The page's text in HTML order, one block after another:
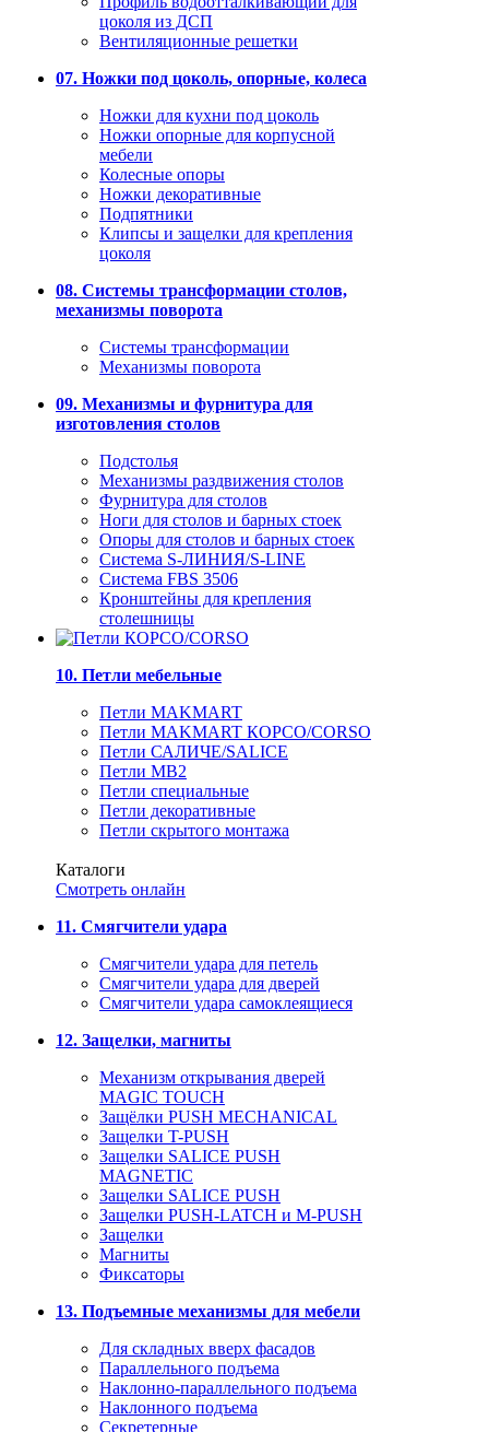
цоколя из ДСП
Вентиляционные решетки
07. Ножки под цоколь, опорные, колеса
Ножки для кухни под цоколь
Ножки опорные для корпусной
мебели
Колесные опоры
Ножки декоративные
Подпятники
Клипсы и защелки для крепления
цоколя
08. Системы трансформации столов,
механизмы поворота
Системы трансформации
Механизмы поворота
09. Механизмы и фурнитура для
изготовления столов
Подстолья
Механизмы раздвижения столов
Фурнитура для столов
Ноги для столов и барных стоек
Опоры для столов и барных стоек
Система S-ЛИНИЯ/S-LINE
Система FBS 3506
Кронштейны для крепления
столешницы
10. Петли мебельные
Петли MAKMART
Петли MAKMART КОРСО/CORSO
Петли САЛИЧЕ/SALICE
Петли MB2
Петли специальные
Петли декоративные
Петли скрытого монтажа
Каталоги
Смотреть онлайн
11. Смягчители удара
Смягчители удара для петель
Смягчители удара для дверей
Cмягчители удара самоклеящиеся
12. Защелки, магниты
Механизм открывания дверей
MAGIC TOUCH
Защёлки PUSH MECHANICAL
Защелки T-PUSH
Защелки SALICE PUSH
MAGNETIC
Защелки SALICE PUSH
Защелки PUSH-LATCH и M-PUSH
Защелки
Магниты
Фиксаторы
13. Подъемные механизмы для мебели
Для складных вверх фасадов
Параллельного подъема
Наклонно-параллельного подъема
Наклонного подъема
Секретерные